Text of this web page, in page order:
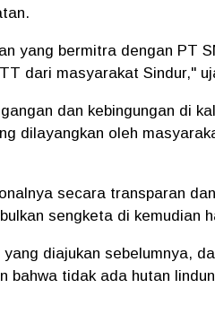
yang bermitra dengan PT
dari masyarakat Sindur,"
dan kebingungan di
dilayangkan oleh
secara transparan
sengketa di kemudian
diajukan sebelumnya,
bahwa tidak ada hutan